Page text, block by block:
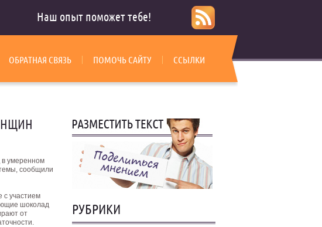
Наш опыт поможет тебе!
ОБРАТНАЯ СВЯЗЬ ПОМОЧЬ САЙТУ ССЫЛКИ
умеренном
сообщили
с участием
шоколад
от
РУБРИКИ